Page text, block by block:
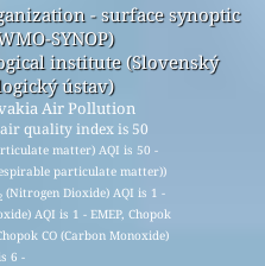
- surface synoptic
SYNOP)
institute (Slovenský
ústav)
Air Pollution
quality index is 50
matter) AQI is 50 -
particulate matter))
(Nitrogen Dioxide) AQI is 1 -
AQI is 1 - EMEP, Chopok
CO (Carbon Monoxide)
6 -